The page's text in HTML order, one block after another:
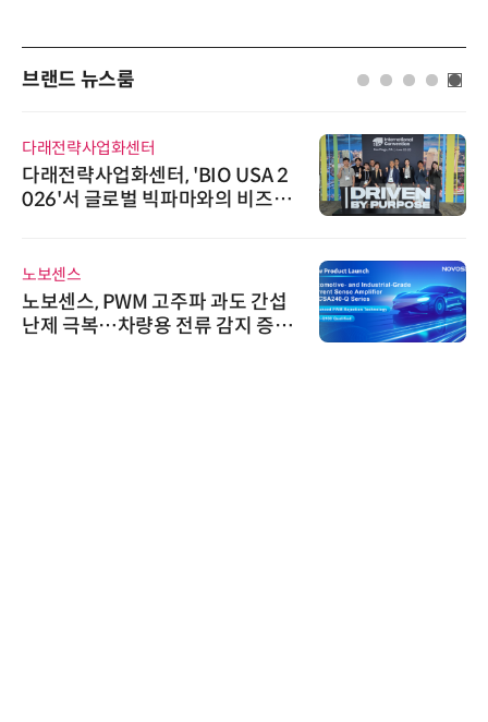
브랜드 뉴스룸
다래전략사업화센터
다래전략사업화센터, 'BIO USA 2
026'서 글로벌 빅파마와의 비즈니
노보센스
노보센스, PWM 고주파 과도 간섭
난제 극복…차량용 전류 감지 증폭